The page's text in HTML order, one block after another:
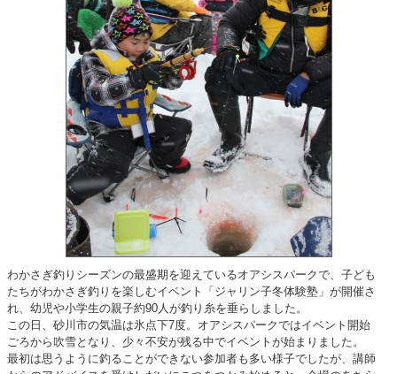
わかさぎ釣りシーズンの最盛期を迎えているオアシスパークで、子ども
たちがわかさぎ釣りを楽しむイベント「ジャリン子冬体験塾」が開催さ
れ、幼児や小学生の親子約90人が釣り糸を垂らしました。
この日、砂川市の気温は氷点下7度。オアシスパークではイベント開始
ごろから吹雪となり、少々不安が残る中でイベントが始まりました。
最初は思うように釣ることができない参加者も多い様子でしたが、講師